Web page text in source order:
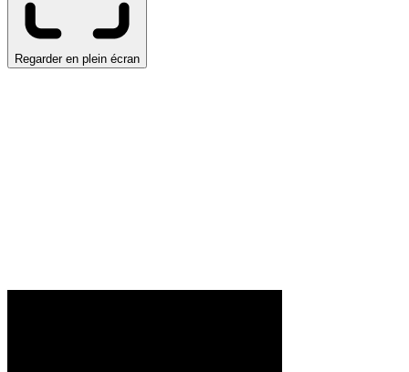
Regarder en plein écran